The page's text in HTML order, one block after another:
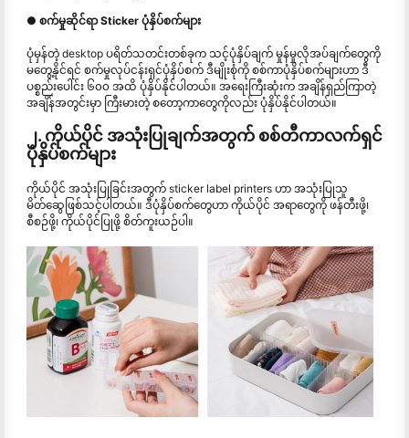
● စက်မှုဆိုင်ရာ Sticker ပုံနှိပ်စက်များ
ပုံမှန်တဲ့ desktop ပရိတ်သတင်းတစ်ခုက သင့်ပုံနှိပ်ချက် မှုန်မှုလိုအပ်ချက်တွေကို
မတွေ့နိုင်ရင် စက်မှုလုပ်ငန်းရှင်ပုံနှိပ်စက် ဒီမျိုးစုံကို စစ်ကာပုံနှိပ်စက်များဟာ ဒီ
ပစ္စည်းပေါင်း ၆၀၀ အထိ ပုံနှိပ်နိုင်ပါတယ်။ အရေးကြီးဆုံးက အချိန်ရှည်ကြာတဲ့
အချိန်အတွင်းမှာ ကြီးမားတဲ့ စတော့ကာတွေကိုလည်း ပုံနှိပ်နိုင်ပါတယ်။
၂. ကိုယ်ပိုင် အသုံးပြုချက်အတွက် စစ်တီကာလက်ရှင်
ပုံနှိပ်စက်များ
ကိုယ်ပိုင် အသုံးပြုခြင်းအတွက် sticker label printers ဟာ အသုံးပြုသူ
မိတ်ဆွေဖြစ်သင့်ပါတယ်။ ဒီပုံနှိပ်စက်တွေဟာ ကိုယ်ပိုင် အရာတွေကို ဖန်တီးဖို့၊
စီစဉ်ဖို့၊ ကိုယ်ပိုင်ပြုဖို့ စိတ်ကူးယဉ်ပါ။